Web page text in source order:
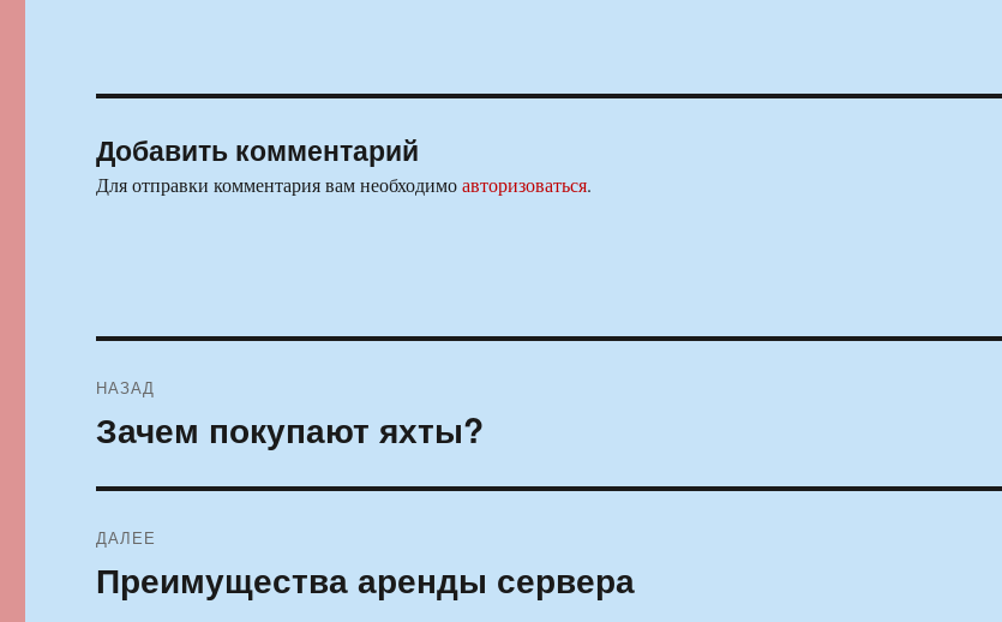
Добавить комментарий
Для отправки комментария вам необходимоавторизоваться.
по
НАЗАД
Предыдущая
Зачем покупают яхты?
ДАЛЕЕ
Следующая
запись:
Преимущества аренды сервера